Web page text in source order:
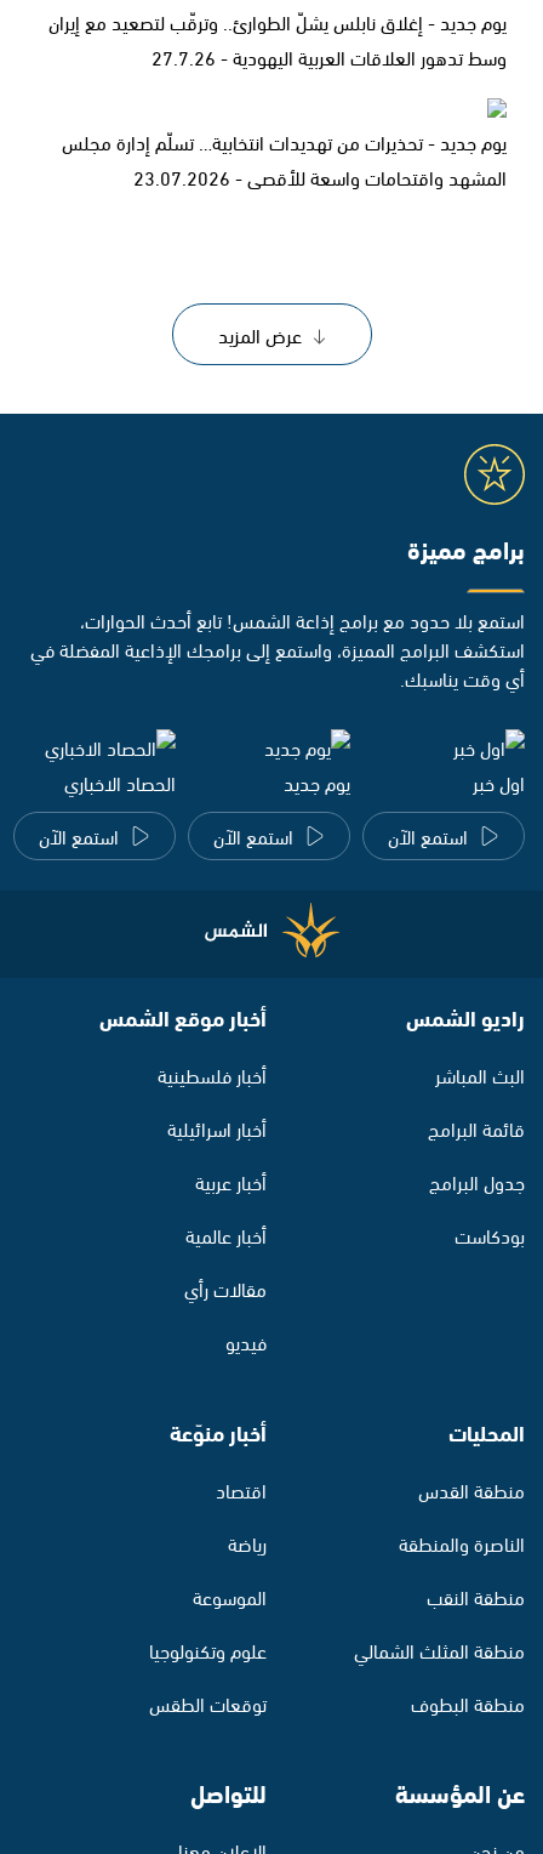
يوم جديد - إغلاق نابلس يشلّ الطوارئ.. وترقّب لتصعيد مع إيران
وسط تدهور العلاقات العربية اليهودية - 27.7.26
يوم جديد - تحذيرات من تهديدات انتخابية… تسلّم إدارة مجلس
المشهد واقتحامات واسعة للأقصى - 23.07.2026
عرض المزيد
برامج مميزة
استمع بلا حدود مع برامج إذاعة الشمس! تابع أحدث الحوارات،
استكشف البرامج المميزة، واستمع إلى برامجك الإذاعية المفضلة في
أي وقت يناسبك.
اول خبر
استمع الآن
يوم جديد
استمع الآن
الحصاد الاخباري
استمع الآن
راديو الشمس
البث المباشر
قائمة البرامج
جدول البرامج
بودكاست
أخبار موقع الشمس
أخبار فلسطينية
أخبار اسرائيلية
أخبار عربية
أخبار عالمية
مقالات رأي
فيديو
المحليات
منطقة القدس
الناصرة والمنطقة
منطقة النقب
منطقة المثلث الشمالي
منطقة البطوف
أخبار منوّعة
اقتصاد
رياضة
الموسوعة
علوم وتكنولوجيا
توقعات الطقس
عن المؤسسة للتواصل